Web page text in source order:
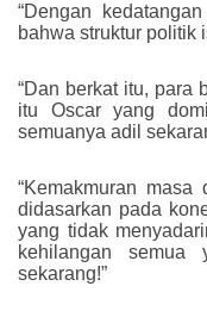
“Dengan
bahwa struktur politik
“Dan berkat itu, para
itu Oscar yang
semuanya adil
“Kemakmuran
didasarkan pada
yang tidak
kehilangan semua
sekarang!”